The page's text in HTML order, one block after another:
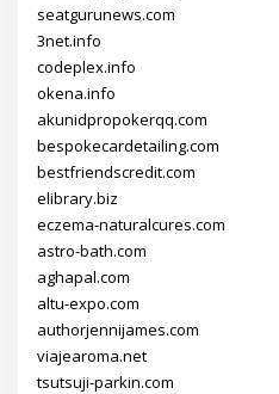
seatgurunews.com
3net.info
codeplex.info
okena.info
akunidpropokerqq.com
bespokecardetailing.com
bestfriendscredit.com
elibrary.biz
eczema-naturalcures.com
astro-bath.com
aghapal.com
altu-expo.com
authorjennijames.com
viajearoma.net
tsutsuji-parkin.com